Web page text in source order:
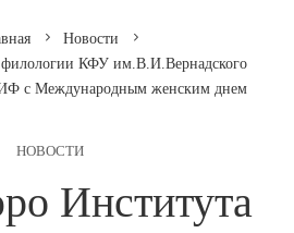
Новости
КФУ им.В.И.Вернадского
с Международным женским днем
НОВОСТИ
Института